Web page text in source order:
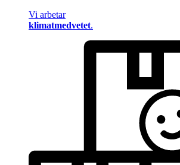
Vi arbetar
klimatmedvetet.